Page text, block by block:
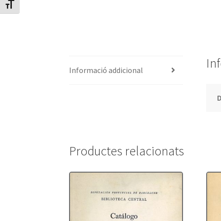
Canvia mida de lletra
Informació addicional
Productes relacionats